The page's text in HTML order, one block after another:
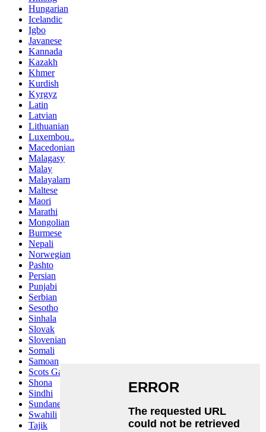
Hungarian
Icelandic
Igbo
Javanese
Kannada
Kazakh
Khmer
Kurdish
Kyrgyz
Latin
Latvian
Lithuanian
Luxembou..
Macedonian
Malagasy
Malay
Malayalam
Maltese
Maori
Marathi
Mongolian
Burmese
Nepali
Norwegian
Pashto
Persian
Punjabi
Serbian
Sesotho
Sinhala
Slovak
Slovenian
Somali
Samoan
Scots Gaelic
Shona
Sindhi
Sundanese
Swahili
Tajik